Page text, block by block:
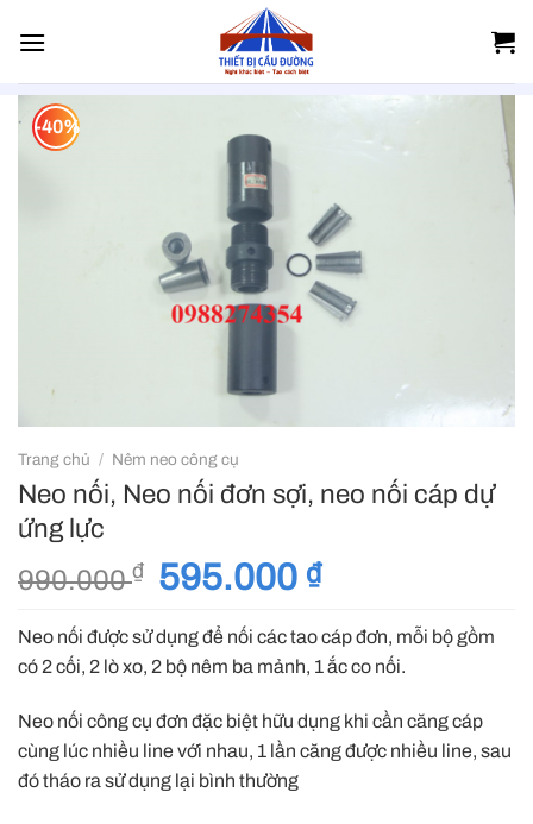
-40%
Trang chủ / Nêm neo công cụ
Neo nối, Neo nối đơn sợi, neo nối cáp dự
ứng lực
990.000₫
Giá
là:
990.000 ₫.
595.000 ₫Giá
tại
là:
Neo nối được sử dụng để nối các tao cáp đơn, mỗi bộ gồm
có 2 cối, 2 lò xo, 2 bộ nêm ba mảnh, 1 ắc co nối.
Neo nối công cụ đơn đặc biệt hữu dụng khi cần căng cáp
cùng lúc nhiều line với nhau, 1 lần căng được nhiều line, sau
đó tháo ra sử dụng lại bình thường